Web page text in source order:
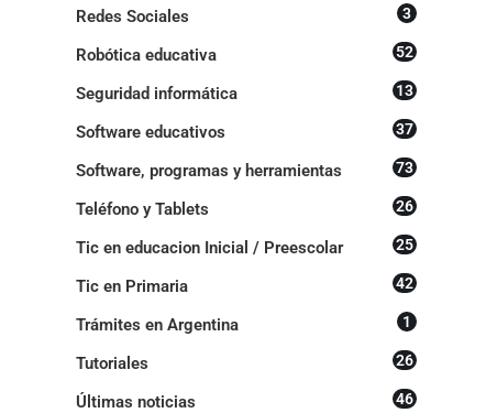
Redes Sociales 3
Robótica educativa 52
Seguridad informática 13
Software educativos 37
Software, programas y herramientas 73
Teléfono y Tablets 26
Tic en educacion Inicial / Preescolar 25
Tic en Primaria 42
Trámites en Argentina 1
Tutoriales 26
Últimas noticias 46